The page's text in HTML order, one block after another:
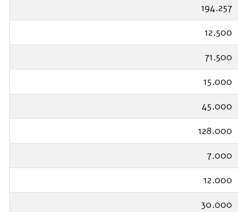
194.257
12.500
71.500
15.000
45.000
128.000
7.000
12.000
30.000